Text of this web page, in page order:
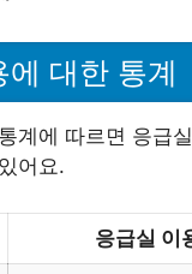
에 대한 통계
계에 따르면 응급
어요.
응급실 이